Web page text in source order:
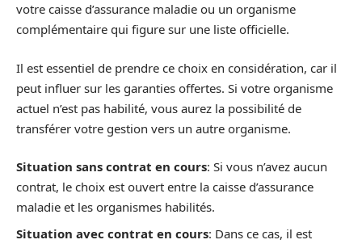
votre caisse d’assurance maladie ou un organisme
complémentaire qui figure sur une liste officielle.
Il est essentiel de prendre ce choix en considération, car il
peut influer sur les garanties offertes. Si votre organisme
actuel n’est pas habilité, vous aurez la possibilité de
transférer votre gestion vers un autre organisme.
Situation sans contrat en cours: Si vous n’avez aucun
contrat, le choix est ouvert entre la caisse d’assurance
maladie et les organismes habilités.
Situation avec contrat en cours: Dans ce cas, il est